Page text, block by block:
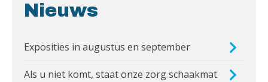
Nieuws
Exposities in augustus en september
Als u niet komt, staat onze zorg schaakmat